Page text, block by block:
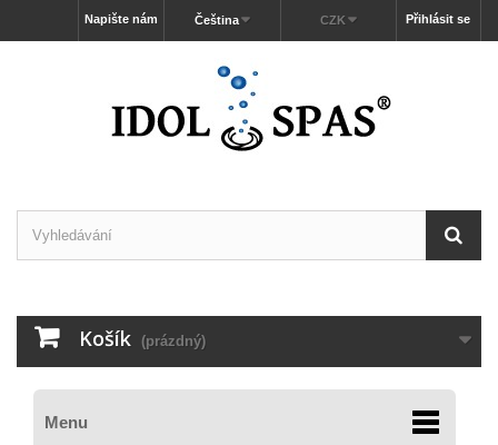
Přihlásit se
CZK
Čeština
Napište nám
Košík (prázdný)
Menu